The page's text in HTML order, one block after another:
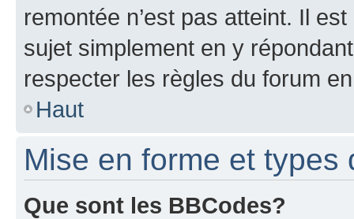
remontée n’est pas atteint. Il
sujet simplement en y
respecter les règles du forum
Haut
Mise en forme et types
Que sont les BBCodes?